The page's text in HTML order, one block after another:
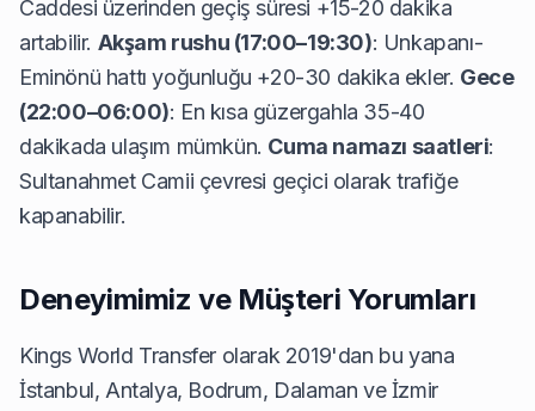
Caddesi üzerinden geçiş süresi +15-20 dakika
artabilir. Akşam rushu (17:00–19:30): Unkapanı-
Eminönü hattı yoğunluğu +20-30 dakika ekler. Gece
(22:00–06:00): En kısa güzergahla 35-40
dakikada ulaşım mümkün. Cuma namazı saatleri:
Sultanahmet Camii çevresi geçici olarak trafiğe
kapanabilir.
Deneyimimiz ve Müşteri Yorumları
Kings World Transfer olarak 2019'dan bu yana
İstanbul, Antalya, Bodrum, Dalaman ve İzmir